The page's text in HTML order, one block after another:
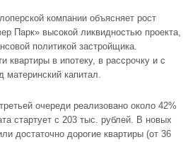
компании объясняет рост
Парк» высокой ликвидностью проекта,
политикой застройщика.
квартиры в ипотеку, в рассрочку и с
материнский капитал.
очереди реализовано около 42%
стартует с 203 тыс. рублей. В новых
достаточно дорогие квартиры (от 36